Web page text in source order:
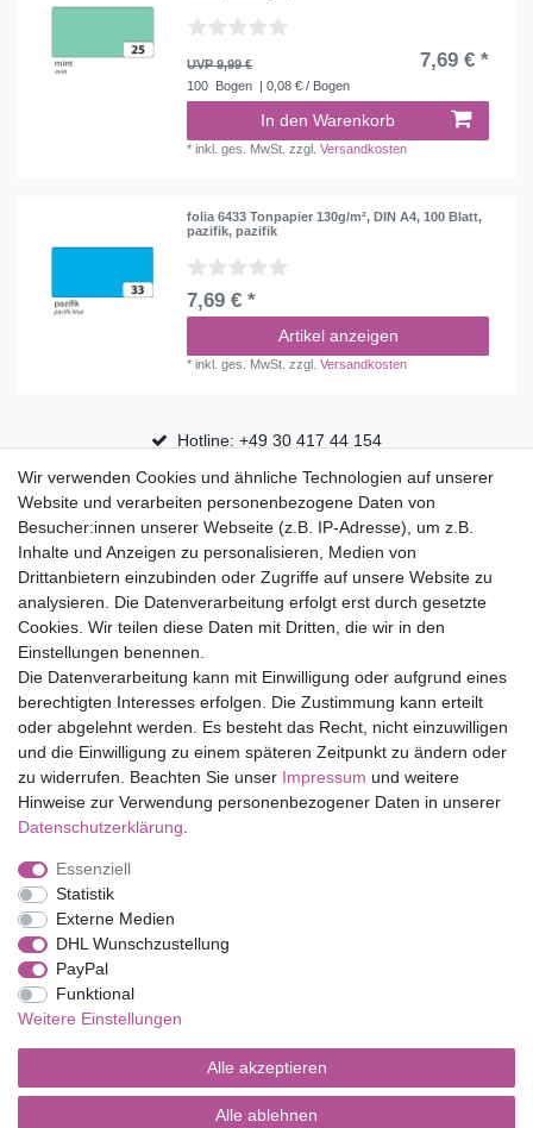
UVP 9,99 € 7,69 € *
100 Bogen | 0,08 € / Bogen
In den Warenkorb
*inkl. ges. MwSt. zzgl.Versandkosten
folia 6433 Tonpapier 130g/m², DIN A4, 100 Blatt,
pazifik, pazifik
7,69 € *
Artikel anzeigen
*inkl. ges. MwSt. zzgl.Versandkosten
Hotline: +49 30 417 44 154
30 Tage Rückgaberecht
Versandfrei ab 75 € in Deutschland
Top Marken
Eduplay
Folia Bringmann
Shop
Mein Konto
Service
Versandkosten
Impressum
Barrierefreiheitserklärung
Wir verwenden Cookies und ähnliche Technologien auf unserer
Website und verarbeiten personenbezogene Daten von
Besucher:innen unserer Webseite (z.B. IP-Adresse), um z.B.
Inhalte und Anzeigen zu personalisieren, Medien von
Drittanbietern einzubinden oder Zugriffe auf unsere Website zu
analysieren. Die Datenverarbeitung erfolgt erst durch gesetzte
Cookies. Wir teilen diese Daten mit Dritten, die wir in den
Einstellungen benennen.
Die Datenverarbeitung kann mit Einwilligung oder aufgrund eines
berechtigten Interesses erfolgen. Die Zustimmung kann erteilt
oder abgelehnt werden. Es besteht das Recht, nicht einzuwilligen
und die Einwilligung zu einem späteren Zeitpunkt zu ändern oder
zu widerrufen. Beachten Sie unser Impressum und weitere
Hinweise zur Verwendung personenbezogener Daten in unserer
Daten­schutz­erklärung
Essenziell
Statistik
Externe Medien
DHL Wunschzustellung
PayPal
Funktional
Weitere Einstellungen
Alle akzeptieren
Alle ablehnen